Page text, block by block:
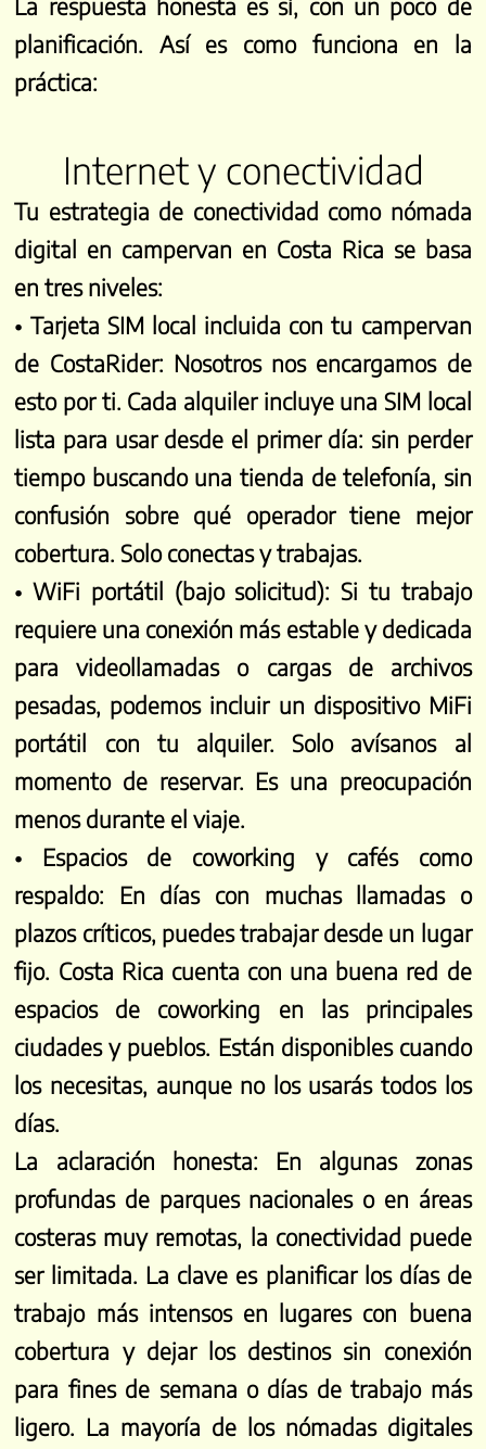
La respuesta honesta es sí, con un poco de
planificación. Así es como funciona en la
práctica:
Internet y conectividad
Tu estrategia de conectividad como nómada
digital en campervan en Costa Rica se basa
en tres niveles:
• Tarjeta SIM local incluida con tu campervan
de CostaRider: Nosotros nos encargamos de
esto por ti. Cada alquiler incluye una SIM local
lista para usar desde el primer día: sin perder
tiempo buscando una tienda de telefonía, sin
confusión sobre qué operador tiene mejor
cobertura. Solo conectas y trabajas.
• WiFi portátil (bajo solicitud): Si tu trabajo
requiere una conexión más estable y dedicada
para videollamadas o cargas de archivos
pesadas, podemos incluir un dispositivo MiFi
portátil con tu alquiler. Solo avísanos al
momento de reservar. Es una preocupación
menos durante el viaje.
• Espacios de coworking y cafés como
respaldo: En días con muchas llamadas o
plazos críticos, puedes trabajar desde un lugar
fijo. Costa Rica cuenta con una buena red de
espacios de coworking en las principales
ciudades y pueblos. Están disponibles cuando
los necesitas, aunque no los usarás todos los
días.
La aclaración honesta: En algunas zonas
profundas de parques nacionales o en áreas
costeras muy remotas, la conectividad puede
ser limitada. La clave es planificar los días de
trabajo más intensos en lugares con buena
cobertura y dejar los destinos sin conexión
para fines de semana o días de trabajo más
ligero. La mayoría de los nómadas digitales